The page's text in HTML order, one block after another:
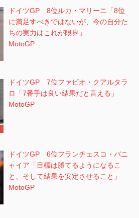
ドイツGP 8位ルカ・マリーニ「8位
に満足すべきではないが、今の自分た
ちの実力はこれが限界」
MotoGP
ドイツGP 7位ファビオ・クアルタラ
ロ「7番手は良い結果だと言える」
MotoGP
ドイツGP 6位フランチェスコ・バニ
ャイア「目標は勝てるようになるこ
と、そして結果を安定させること」
MotoGP